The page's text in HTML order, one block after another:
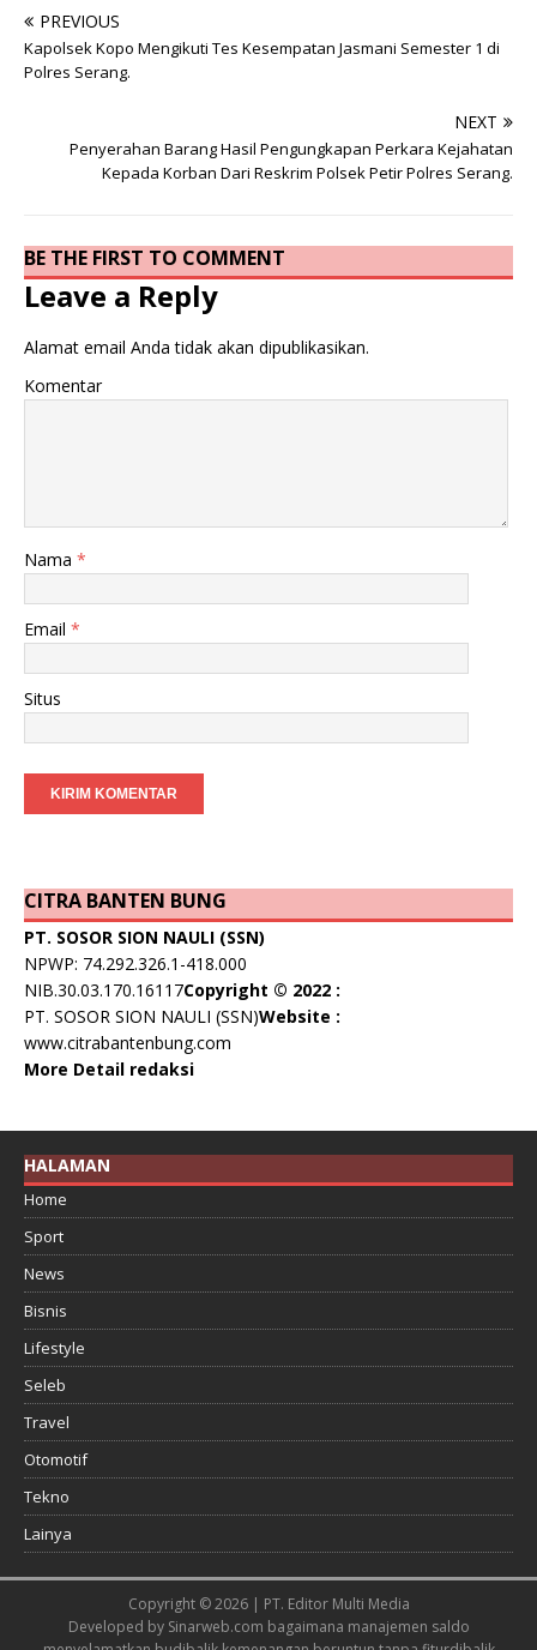
PREVIOUS
Kapolsek Kopo Mengikuti Tes Kesempatan Jasmani Semester 1 di
Polres Serang.
NEXT
Penyerahan Barang Hasil Pengungkapan Perkara Kejahatan
Kepada Korban Dari Reskrim Polsek Petir Polres Serang.
BE THE FIRST TO COMMENT
Leave a Reply
Alamat email Anda tidak akan dipublikasikan.
Komentar
Nama *
Email *
Situs
CITRA BANTEN BUNG
PT. SOSOR SION NAULI (SSN)
NPWP: 74.292.326.1-418.000
NIB.30.03.170.16117Copyright © 2022 :
PT. SOSOR SION NAULI (SSN)Website :
www.citrabantenbung.com
More Detail redaksi
HALAMAN
Home
Sport
News
Bisnis
Lifestyle
Seleb
Travel
Otomotif
Tekno
Lainya
Copyright © 2026 | PT. Editor Multi Media
Developed by Sinarweb.com bagaimana manajemen saldo